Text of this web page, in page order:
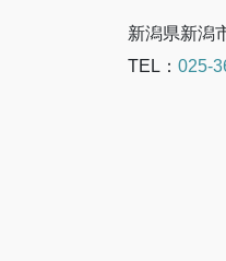
新潟県新潟
TEL： 025-